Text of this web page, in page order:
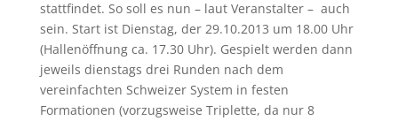
stattfindet. So soll es nun – laut Veranstalter – auch
sein. Start ist Dienstag, der 29.10.2013 um 18.00 Uhr
(Hallenöffnung ca. 17.30 Uhr). Gespielt werden dann
jeweils dienstags drei Runden nach dem
vereinfachten Schweizer System in festen
Formationen (vorzugsweise Triplette, da nur 8